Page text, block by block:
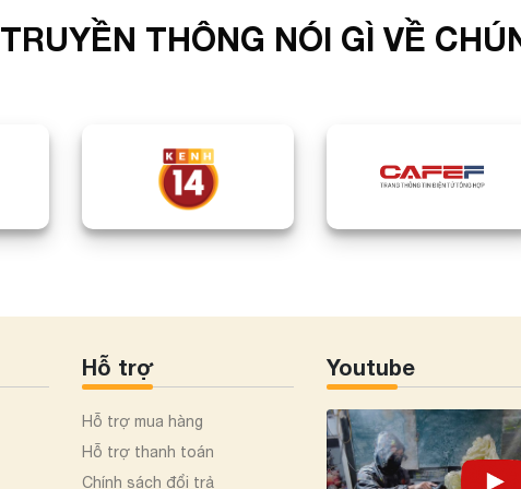
TRUYỀN THÔNG NÓI GÌ VỀ
Hỗ trợ
Hỗ trợ mua hàng
Hỗ trợ thanh toán
Chính sách đổi trả
Youtube